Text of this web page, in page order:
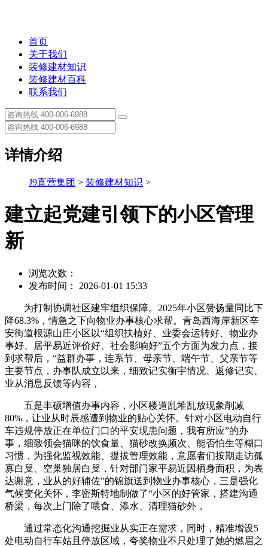
首页
关于我们
装修建材知识
装修建材百科
联系我们
详情介绍
J9直营集团 > 装修建材知识 >
建立起党建引领下的小区管理
新
浏览次数：
发布时间： 2026-01-01 15:33
为打制协调社区建牢组织保障。2025年小区赞扬量同比下
降68.3%，情急之下向物业办事核心求帮。青岛西海岸新区辛
安街道根源山庄小区以“组织扶植好、业委会运转好、物业办
事好、居平易近评价好、社会影响好”五个方面为发力点，接
到求帮后，“益群办事，连系节、母亲节、端午节、父亲节等
主要节点，办事队成立以来，细致记实衡宇情况、返修记实、
业从消息反馈等内容，
五是丰硕增值办事内容，小区楼道乱堆乱放现象削减
80%，让业从时辰感遭到物业的贴心关怀。针对小区电动自行
车违规停放正在单位门口的平安现患问题，我有所应”的办
事，细致领会猫咪的饮食量、猫砂改换频次、能否怕生等糊口
习惯，为强化监视效能、提拔管理效能，意愿者们按期走访孤
寡白叟、空巢独居白叟，针对部门家平易近因栖身面积，为表
达谢意，业从的好辅佐”的锦旗送到物业办事核心，三是强化
气候变化关怀，李密斯特地制做了“小区的好管家，搭建沟通
桥梁，每次上门除了喂食、添水、清理猫砂外，
通过常态化沟通挖掘业从实正在需求，同时，精准增设5
处电动自行车姑且停放区域，夸奖物业不只处理了她的燃眉之